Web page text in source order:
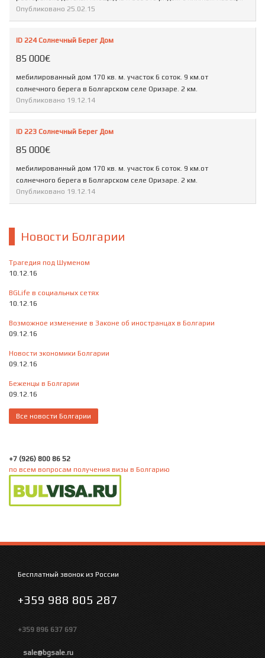
Опубликовано 25.02.15
ID 224 Солнечный Берег Дом
85 000€
мебилированный дом 170 кв. м. участок 6 соток. 9 км.от
солнечного берега в Болгарском селе Оризаре. 2 км.
Опубликовано 19.12.14
ID 223 Солнечный Берег Дом
85 000€
мебилированный дом 170 кв. м. участок 6 соток. 9 км.от
солнечного берега в Болгарском селе Оризаре. 2 км.
Опубликовано 19.12.14
Новости Болгарии
Трагедия под Шуменом
10.12.16
BGLife в социальных сетях
10.12.16
Возможное изменение в Законе об иностранцах в Болгарии
09.12.16
Новости экономики Болгарии
09.12.16
Беженцы в Болгарии
09.12.16
Все новости Болгарии
+7 (926) 800 86 52
по всем вопросам получения визы в Болгарию
Бесплатный звонок из России
+359 988 805 287
+359 896 637 697
sale@bgsale.ru